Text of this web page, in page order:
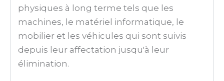
physiques à long terme tels que les
machines, le matériel informatique, le
mobilier et les véhicules qui sont suivis
depuis leur affectation jusqu'à leur
élimination.